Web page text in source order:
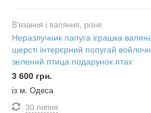
В'язання і валяння, різне
Неразлучник папуга іграшка
шерсті інтерєрний попугай
зелений птица подарунок птах
3 600 грн.
із м. Одеса
30 липня